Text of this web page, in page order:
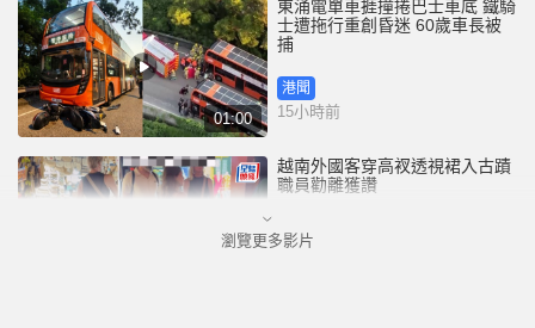
01:00
東涌電單車捱撞捲巴士車底 鐵騎
士遭拖行重創昏迷 60歲車長被
捕
港聞
15小時前
越南外國客穿高衩透視裙入古蹟
職員勸離獲讚
國際
瀏覽更多影片